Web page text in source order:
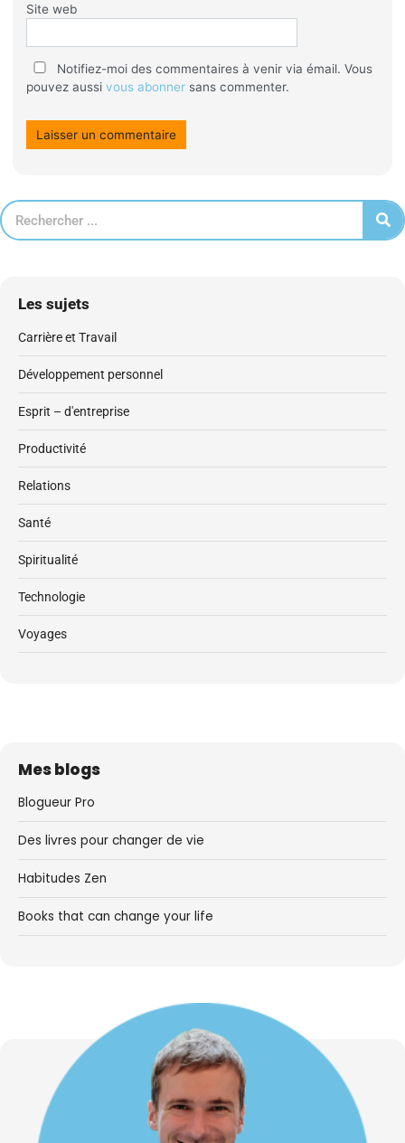
Site web
Notifiez-moi des commentaires à venir via émail. Vous
pouvez aussi vous abonnersans commenter.
Les sujets
Carrière et Travail
Développement personnel
Esprit – d'entreprise
Productivité
Relations
Santé
Spiritualité
Technologie
Voyages
Mes blogs
Blogueur Pro
Des livres pour changer de vie
Habitudes Zen
Books that can change your life